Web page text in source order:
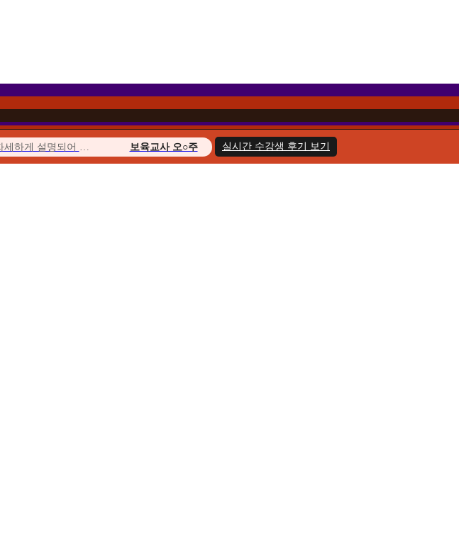
보육교사 오○주
이벤트를 통해 합리적인 가격에 수강할 수 있었고 강의의 질 또한 우수하여...
경영학 이○헌
실시간 수강생 후기 보기